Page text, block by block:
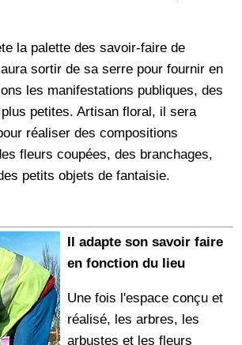
la palette des savoir-faire de
sortir de sa serre pour fournir en
les manifestations publiques, des
petites. Artisan floral, il sera
réaliser des compositions
fleurs coupées, des branchages,
petits objets de fantaisie.
Il adapte son savoir faire
en fonction du lieu
Une fois l'espace conçu et
réalisé, les arbres, les
arbustes et les fleurs